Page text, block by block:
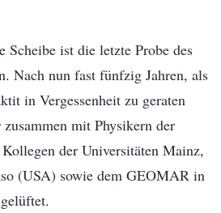
Scheibe ist die letzte Probe des
Nach nun fast fünfzig Jahren, als
in Vergessenheit zu geraten
mit Physikern der
der Universitäten Mainz,
(USA) sowie dem GEOMAR in